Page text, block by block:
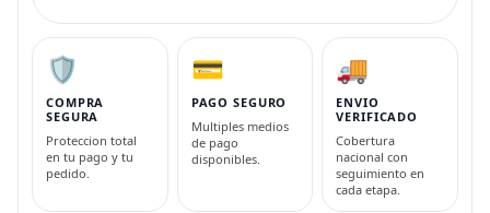
🛡️
COMPRA
SEGURA
Proteccion total
en tu pago y tu
pedido.
💳
PAGO SEGURO
Multiples medios
de pago
disponibles.
🚚
ENVIO
VERIFICADO
Cobertura
nacional con
seguimiento en
cada etapa.